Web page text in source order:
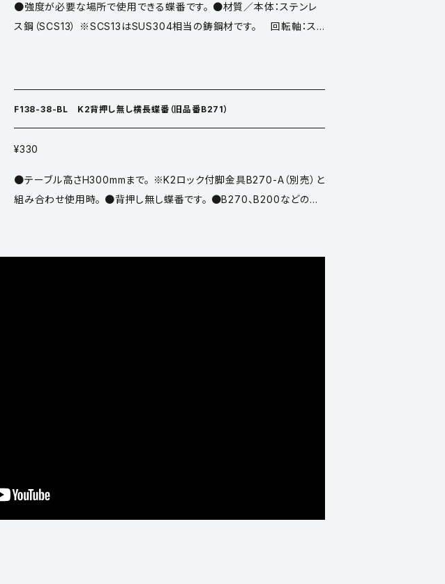
●強度が必要な場所で使用できる蝶番です。 ●材質／本体：ステンレ
ス鋼（SCS13） ※SCS13はSUS304相当の鋳鋼材です。 回転軸：ス
F138-38-BL K2背押し無し横長蝶番（旧品番B271）
¥330
●テーブル高さH300mmまで。 ※K2ロック付脚金具B270-A（別売）と
組み合わせ使用時。 ●背押し無し蝶番です。 ●B270、B200などの他